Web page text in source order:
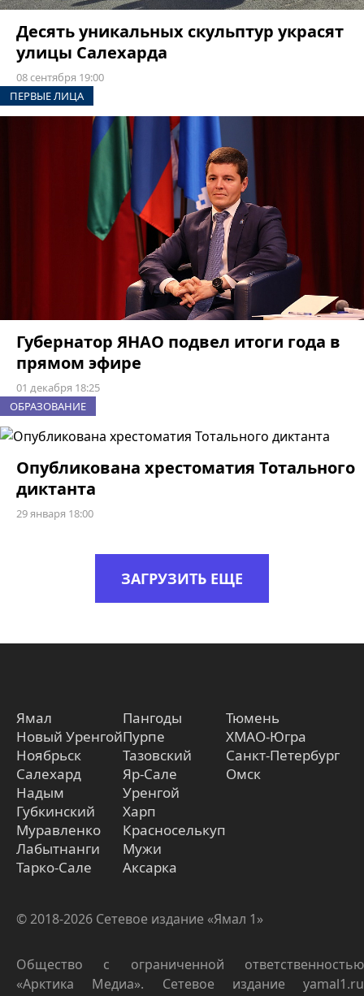
Десять уникальных скульптур украсят
улицы Салехарда
08 сентября 19:00
ПЕРВЫЕ ЛИЦА
Губернатор ЯНАО подвел итоги года в
прямом эфире
01 декабря 18:25
ОБРАЗОВАНИЕ
Опубликована хрестоматия Тотального
диктанта
29 января 18:00
ЗАГРУЗИТЬ ЕЩЕ
Ямал
Новый Уренгой
Ноябрьск
Салехард
Надым
Губкинский
Муравленко
Лабытнанги
Тарко-Сале
Пангоды
Пурпе
Тазовский
Яр-Сале
Уренгой
Харп
Красноселькуп
Мужи
Аксарка
Тюмень
ХМАО-Югра
Санкт-Петербург
Омск
© 2018-2026 Сетевое издание «Ямал 1»
Общество с ограниченной ответственностью
«Арктика Медиа». Сетевое издание yamal1.ru